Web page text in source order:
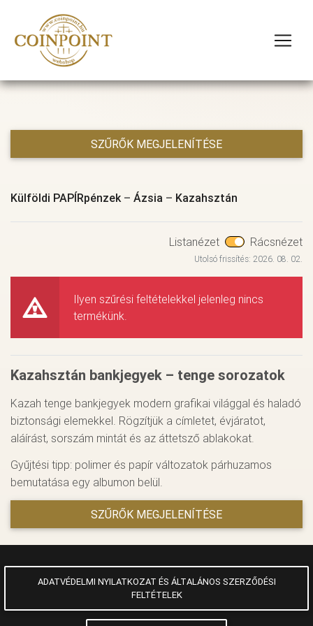
SZŰRŐK MEGJELENÍTÉSE
Külföldi PAPÍRpénzek– Ázsia – Kazahsztán
Listanézet Rácsnézet
Utolsó frissítés: 2026. 08. 02.
Ilyen szűrési feltételekkel jelenleg nincs
termékünk.
Kazahsztán bankjegyek – tenge sorozatok
Kazah tenge bankjegyek modern grafikai világgal és haladó
biztonsági elemekkel. Rögzítjük a címletet, évjáratot,
aláírást, sorszám mintát és az áttetsző ablakokat.
Gyűjtési tipp: polimer és papír változatok párhuzamos
bemutatása egy albumon belül.
SZŰRŐK MEGJELENÍTÉSE
ADATVÉDELMI NYILATKOZAT ÉS ÁLTALÁNOS SZERZŐDÉSI
FELTÉTELEK